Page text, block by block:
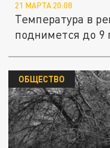
21 МАРТА 20:08
Температура в
поднимется до 9
ОБЩЕСТВО